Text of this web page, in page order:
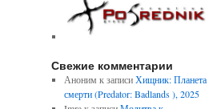
Свежие комментарии
Аноним к записиХищник: Планета
смерти (Predator: Badlands ), 2025